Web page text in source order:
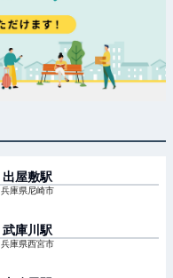
出屋敷駅
兵庫県尼崎市
武庫川 駅
兵庫県西宮市